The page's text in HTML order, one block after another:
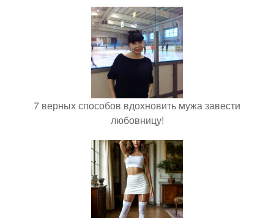
7 верных способов вдохновить мужа завести
любовницу!